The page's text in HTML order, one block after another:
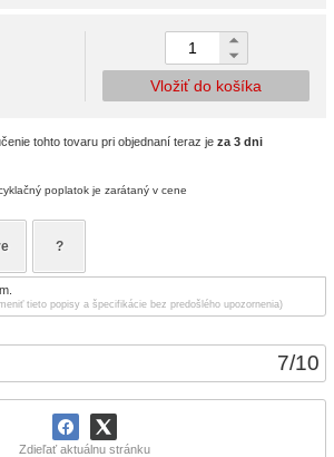
7/10
Zdieľať aktuálnu stránku
Vložiť do košíka
tohto tovaru pri objednaní teraz je za 3 dni
poplatok je zarátaný v cene
?
tieto popisy a špecifikácie bez predošlého upozornenia)